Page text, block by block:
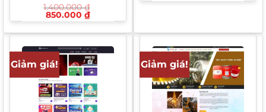
1.400.000₫
Giá
1.400.000 ₫.
850.000 ₫Giá
là:
850.000 ₫.
Giảm giá! Giảm giá!